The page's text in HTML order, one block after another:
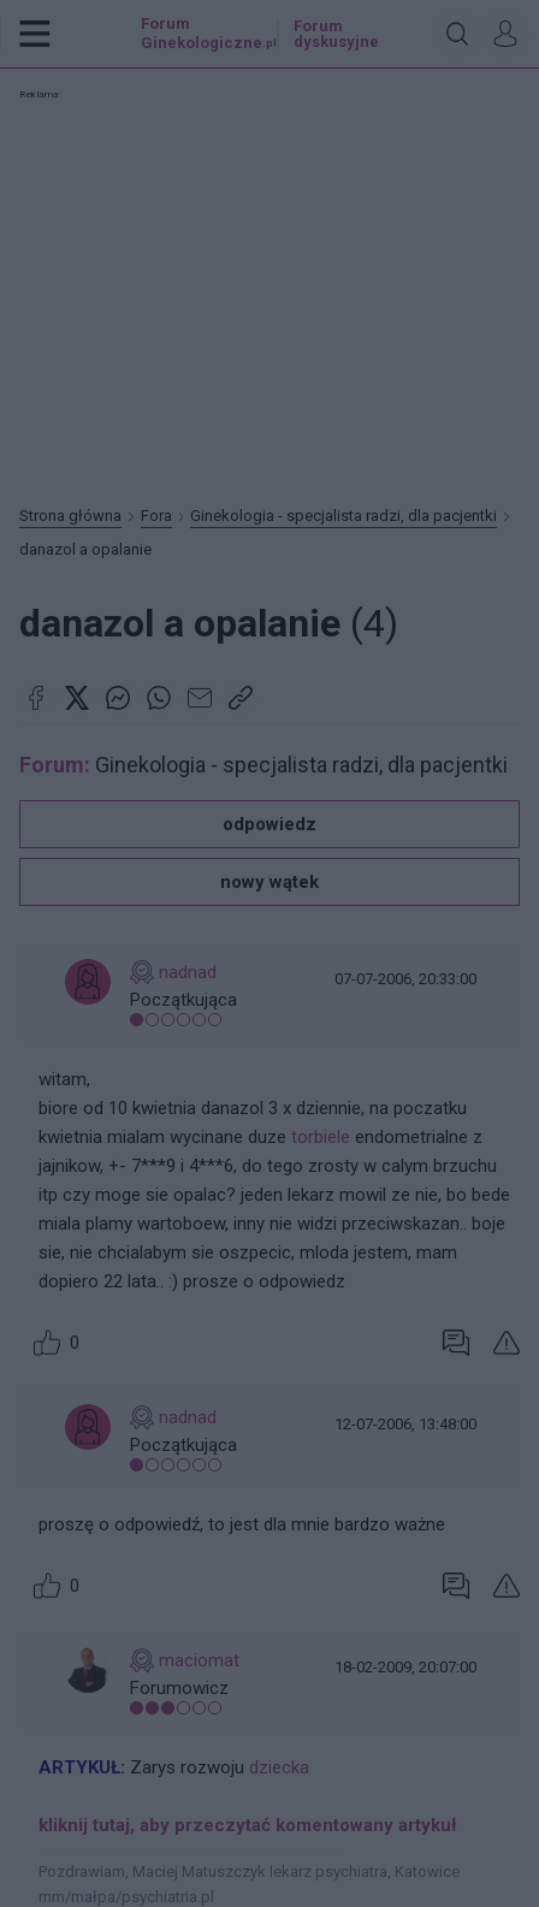
Forum
Ginekologiczne .pl
Forum
dyskusyjne
Reklama:
Strona główna Fora
Ginekologia - specjalista radzi, dla pacjentki
danazol a opalanie
danazol a opalanie (4)
Forum: Ginekologia - specjalista radzi, dla pacjentki
odpowiedz
nowy wątek
nadnad
Początkująca
07-07-2006, 20:33:00
witam,
biore od 10 kwietnia danazol 3 x dziennie, na poczatku
kwietnia mialam wycinane duze torbiele endometrialne z
jajnikow, +- 7***9 i 4***6, do tego zrosty w calym brzuchu
itp czy moge sie opalac? jeden lekarz mowil ze nie, bo bede
miala plamy wartoboew, inny nie widzi przeciwskazan.. boje
sie, nie chcialabym sie oszpecic, mloda jestem, mam
dopiero 22 lata.. :) prosze o odpowiedz
0
nadnad
Początkująca
12-07-2006, 13:48:00
proszę o odpowiedź, to jest dla mnie bardzo ważne
0
maciomat
Forumowicz
18-02-2009, 20:07:00
ARTYKUŁ: Zarys rozwoju dziecka
kliknij tutaj, aby przeczytać komentowany artykuł
Pozdrawiam, Maciej Matuszczyk lekarz psychiatra, Katowice
mm/małpa/psychiatria.pl